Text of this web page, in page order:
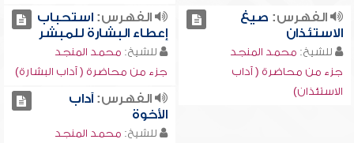
الفهرس: صيغ
الاستئذان
للشيخ: محمد المنجد
جزء من محاضرة ( آداب
الاستئذان)
الفهرس:استحباب
إعطاء البشارة للمبشر
للشيخ: محمد المنجد
جزء من محاضرة ( آداب البشارة)
الفهرس:آداب
الأخوة
للشيخ: محمد المنجد